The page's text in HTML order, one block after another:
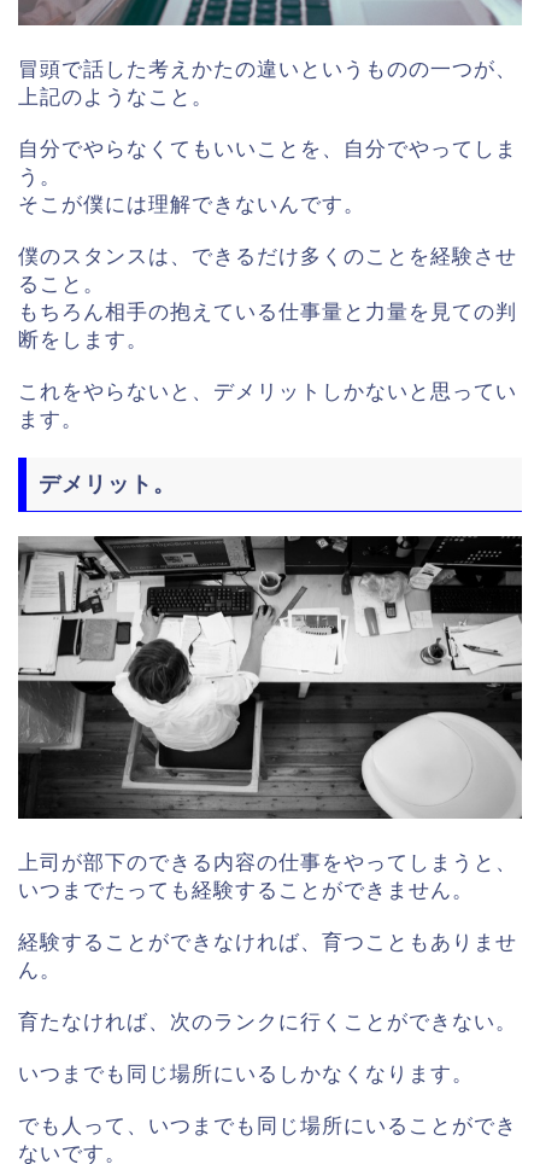
冒頭で話した考えかたの違いというものの一つが、
上記のようなこと。
自分でやらなくてもいいことを、自分でやってしま
う。
そこが僕には理解できないんです。
僕のスタンスは、できるだけ多くのことを経験させ
ること。
もちろん相手の抱えている仕事量と力量を見ての判
断をします。
これをやらないと、デメリットしかないと思ってい
ます。
デメリット。
上司が部下のできる内容の仕事をやってしまうと、
いつまでたっても経験することができません。
経験することができなければ、育つこともありませ
ん。
育たなければ、次のランクに行くことができない。
いつまでも同じ場所にいるしかなくなります。
でも人って、いつまでも同じ場所にいることができ
ないです。